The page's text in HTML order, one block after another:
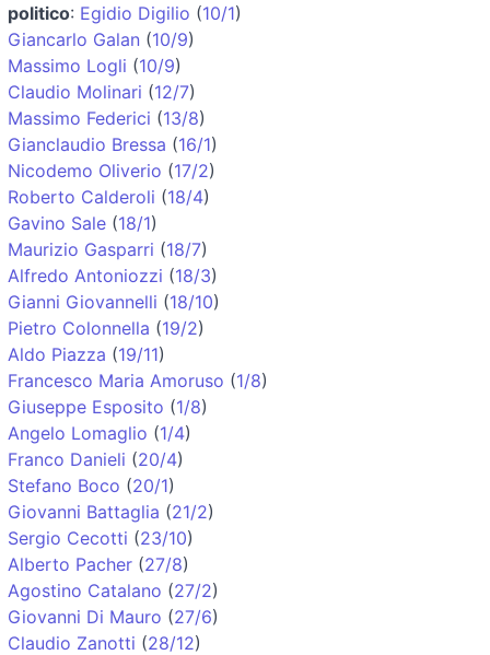
politico: Egidio Digilio (10/1)
Giancarlo Galan (10/9)
Massimo Logli (10/9)
Claudio Molinari (12/7)
Massimo Federici (13/8)
Gianclaudio Bressa (16/1)
Nicodemo Oliverio (17/2)
Roberto Calderoli (18/4)
Gavino Sale (18/1)
Maurizio Gasparri (18/7)
Alfredo Antoniozzi (18/3)
Gianni Giovannelli (18/10)
Pietro Colonnella (19/2)
Aldo Piazza (19/11)
Francesco Maria Amoruso (1/8)
Giuseppe Esposito (1/8)
Angelo Lomaglio (1/4)
Franco Danieli (20/4)
Stefano Boco (20/1)
Giovanni Battaglia (21/2)
Sergio Cecotti (23/10)
Alberto Pacher (27/8)
Agostino Catalano (27/2)
Giovanni Di Mauro (27/6)
Claudio Zanotti (28/12)